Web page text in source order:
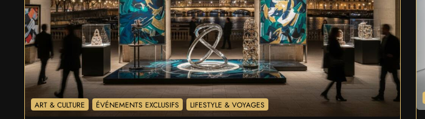
ART & CULTURE ÉVÉNEMENTS EXCLUSIFS LIFESTYLE & VOYAGES